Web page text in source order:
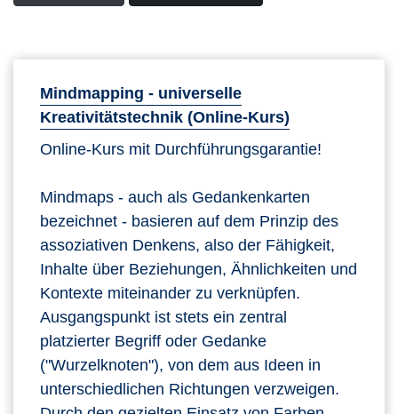
Mindmapping - universelle
Kreativitätstechnik (Online-Kurs)
Online-Kurs mit Durchführungsgarantie!
Mindmaps - auch als Gedankenkarten
bezeichnet - basieren auf dem Prinzip des
assoziativen Denkens, also der Fähigkeit,
Inhalte über Beziehungen, Ähnlichkeiten und
Kontexte miteinander zu verknüpfen.
Ausgangspunkt ist stets ein zentral
platzierter Begriff oder Gedanke
("Wurzelknoten"), von dem aus Ideen in
unterschiedlichen Richtungen verzweigen.